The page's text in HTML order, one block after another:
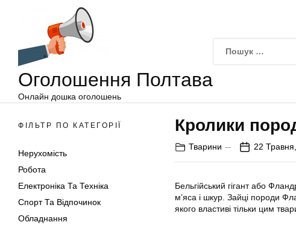
Оголошення Полтава
Онлайн дошка оголошень
ФІЛЬТР ПО КАТЕГОРІЇ
Нерухомість
Робота
Електроніка Та Техніка
Спорт Та Відпочинок
Обладнання
Кролики
Тварини 22
Бельгійський гігант або
м’яса і шкур. Зайці породи
якого властиві тільки цим